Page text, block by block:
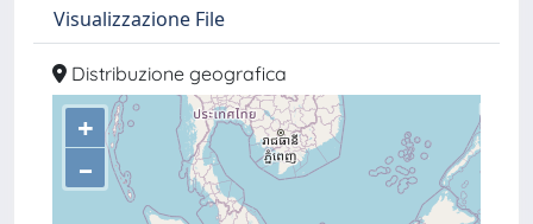
Visualizzazione File
Distribuzione geografica
+
–